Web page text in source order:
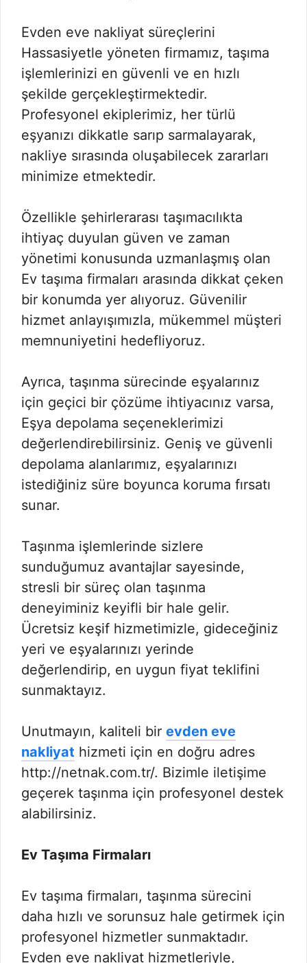
Evden eve nakliyat süreçlerini
Hassasiyetle yöneten firmamız, taşıma
işlemlerinizi en güvenli ve en hızlı
şekilde gerçekleştirmektedir.
Profesyonel ekiplerimiz, her türlü
eşyanızı dikkatle sarıp sarmalayarak,
nakliye sırasında oluşabilecek zararları
minimize etmektedir.
Özellikle şehirlerarası taşımacılıkta
ihtiyaç duyulan güven ve zaman
yönetimi konusunda uzmanlaşmış olan
Ev taşıma firmaları arasında dikkat çeken
bir konumda yer alıyoruz. Güvenilir
hizmet anlayışımızla, mükemmel müşteri
memnuniyetini hedefliyoruz.
Ayrıca, taşınma sürecinde eşyalarınız
için geçici bir çözüme ihtiyacınız varsa,
Eşya depolama seçeneklerimizi
değerlendirebilirsiniz. Geniş ve güvenli
depolama alanlarımız, eşyalarınızı
istediğiniz süre boyunca koruma fırsatı
sunar.
Taşınma işlemlerinde sizlere
sunduğumuz avantajlar sayesinde,
stresli bir süreç olan taşınma
deneyiminiz keyifli bir hale gelir.
Ücretsiz keşif hizmetimizle, gideceğiniz
yeri ve eşyalarınızı yerinde
değerlendirip, en uygun fiyat teklifini
sunmaktayız.
Unutmayın, kaliteli bir evden eve
nakliyat hizmeti için en doğru adres
http://netnak.com.tr/. Bizimle iletişime
geçerek taşınma için profesyonel destek
alabilirsiniz.
Ev Taşıma Firmaları
Ev taşıma firmaları, taşınma sürecini
daha hızlı ve sorunsuz hale getirmek için
profesyonel hizmetler sunmaktadır.
Evden eve nakliyat hizmetleriyle,